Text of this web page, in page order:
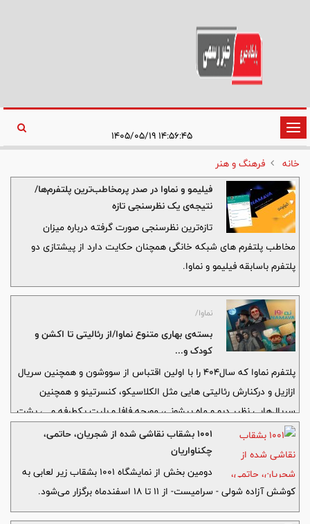
تغییر
وضعیت
ناوبری
خانه
فرهنگ و هنر
فیلیمو و نماوا در صدر پرمخاطب‌ترین پلتفرم‌ها/
نتیجه‌ی یک نظرسنجی تازه
تازه‌ترین نظرسنجی صورت گرفته درباره میزان
مخاطب پلتفرم های شبکه خانگی همچنان حکایت دارد از پیشتازی دو
پلتفرم باسابقه فیلیمو و نماوا.
نماوا/
بسته‌ی بهاری متنوع نماوا/از رئالیتی تا اکشن و
کودک و...
پلتفرم نماوا که سال۴۰۴ را با اولین اقتباس از سووشون و همچنین سریال
ازازیل و درکنارش رئالیتی هایی مثل الکلاسیکو، کنسرتینو و همچنین
سریال‌هایی نظیر دیو و ماه پیشونی، مورچه فافا و بلیت یکطرفه و...، پشت
سر گذاشته بود بهار۴۰۵ را هم متنوع آغاز کرد.
۱۰۰۱ بشقاب نقاشی شده از شجریان، حاتمی،
چکناواریان
دومین بخش از نمایشگاه ۱۰۰۱ بشقاب زیر لعابی به
کوشش آزاده شولی - سرامیست- از ۱۱ تا ۱۸ اسفندماه برگزار می‌شود.